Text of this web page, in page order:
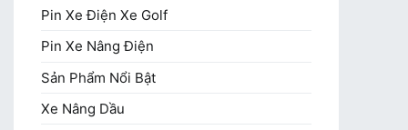
Pin Xe Điện Xe Golf
Pin Xe Nâng Điện
Sản Phẩm Nổi Bật
Xe Nâng Dầu